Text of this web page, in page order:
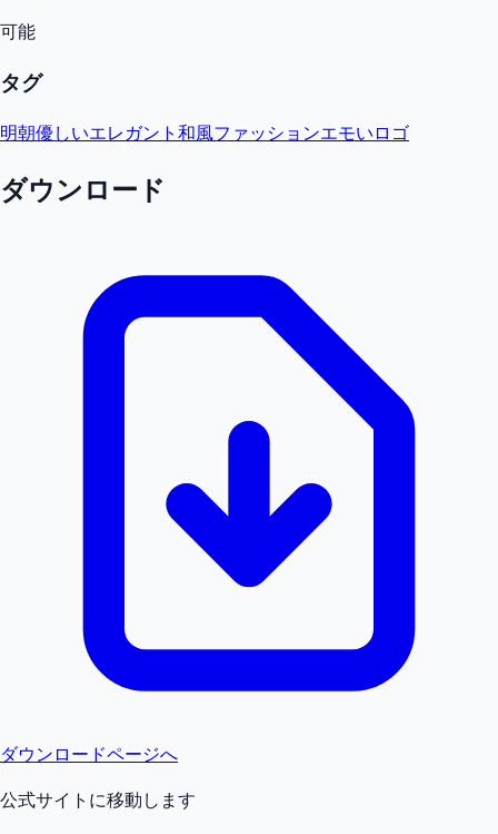
可能
タグ
明朝優しいエレガント 和風ファッションエモい ロゴ
ダウンロード
ダウンロードページへ
公式サイトに移動します